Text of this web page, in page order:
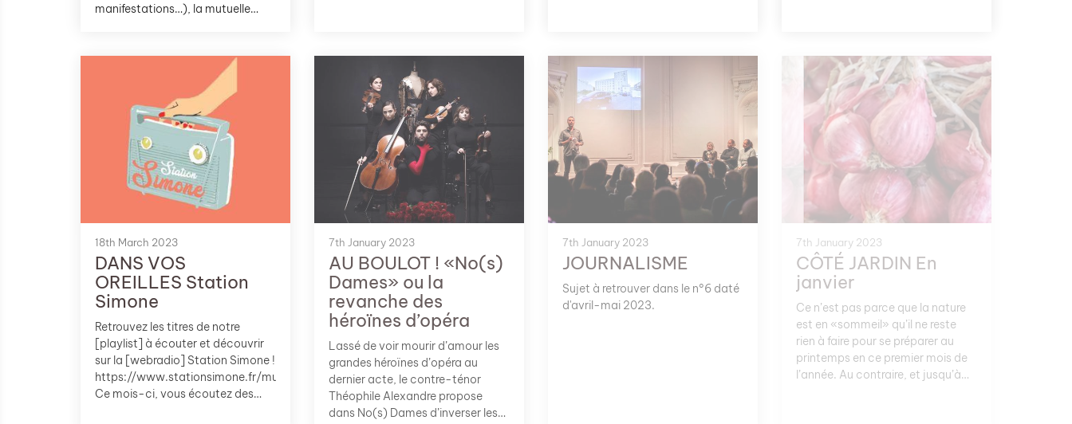
manifestations…), la mutuelle
enveloppe bisannuelle de 2400 €.
Que la demande passe par leur
voie hiérarchique ou pas.
Explications.
d’endormissement et d’ultra-
détente qui vaut son pesant d’or.
Une activité que Sandra a décidé
de pratiquer gratuitement sur les
RS. Au fait, l’ASMR c’est comme
cet article, ça s’écoute au
casque ou avec des écouteurs. ;)
que peut surgir l’inattendu.»
18th March 2023
DANS VOS
OREILLES Station
Simone
Retrouvez les titres de notre
[playlist] à écouter et découvrir
sur la [webradio] Station Simone !
https://www.stationsimone.fr/musesik
Ce mois-ci, vous écoutez des
7th January 2023
AU BOULOT ! «No(s)
Dames» ou la
revanche des
héroïnes d’opéra
Lassé de voir mourir d’amour les
grandes héroïnes d’opéra au
dernier acte, le contre-ténor
Théophile Alexandre propose
dans No(s) Dames d’inverser les
7th January 2023
JOURNALISME
Sujet à retrouver dans le n°6 daté
d'avril-mai 2023.
7th January 2023
CÔTÉ JARDIN En
janvier
Ce n’est pas parce que la nature
est en «sommeil» qu’il ne reste
rien à faire pour se préparer au
printemps en ce premier mois de
l’année. Au contraire, et jusqu’à